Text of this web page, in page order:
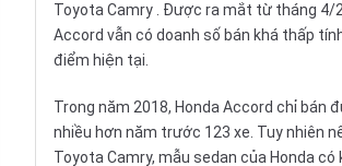
Toyota Camry . Được ra mắt từ tháng 4/
Accord vẫn có doanh số bán khá thấp
điểm hiện tại.
Trong năm 2018, Honda Accord chỉ bán
nhiều hơn năm trước 123 xe. Tuy nhiên
Toyota Camry, mẫu sedan của Honda có